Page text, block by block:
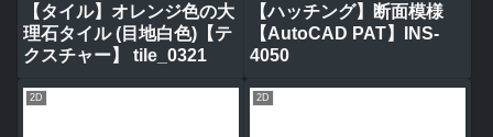
【タイル】オレンジ色の大
理石タイル (目地白色)【テ
クスチャー】 tile_0321
【ハッチング】断面模様
【AutoCAD PAT】INS-
4050
2D 2D